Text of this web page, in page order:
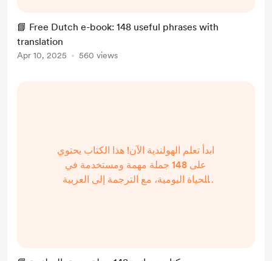
You can support the project by
buying me a coffee – thank you! 💛
📘 Free Dutch e-book: 148 useful phrases with
translation
Apr 10, 2025 560 views
ابدأ تعلم الهولندية الآن! هذا الكتاب يحتوي
على 148 جملة مهمة ومستخدمة في
الحياة اليومية، مع الترجمة إلى العربية